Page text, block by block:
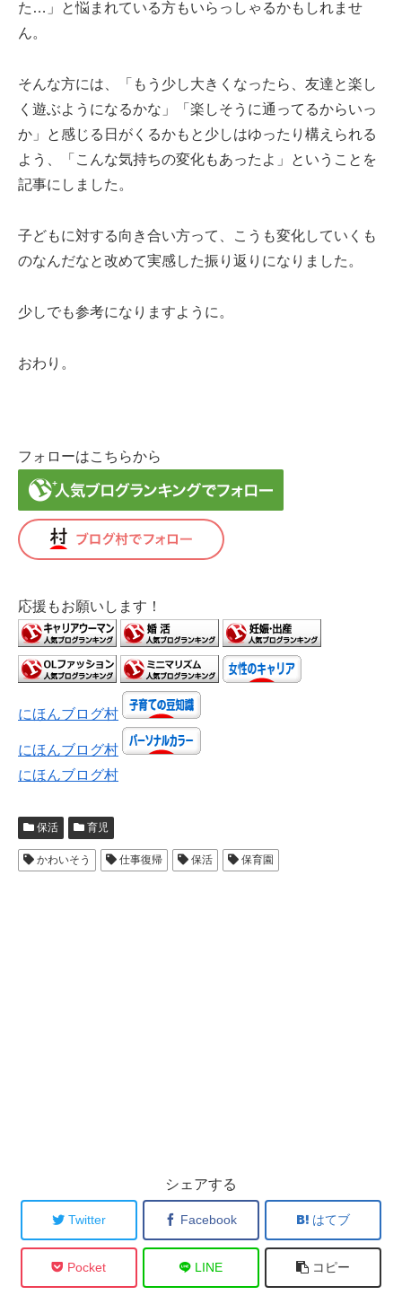
た…」と悩まれている方もいらっしゃるかもしれませ
ん。
そんな方には、「もう少し大きくなったら、友達と楽し
く遊ぶようになるかな」「楽しそうに通ってるからいっ
か」と感じる日がくるかもと少しはゆったり構えられる
よう、「こんな気持ちの変化もあったよ」ということを
記事にしました。
子どもに対する向き合い方って、こうも変化していくも
のなんだなと改めて実感した振り返りになりました。
少しでも参考になりますように。
おわり。
フォローはこちらから
応援もお願いします！
にほんブログ村
にほんブログ村
にほんブログ村
保活 育児
かわいそう 仕事復帰 保活 保育園
シェアする
Twitter Facebook はてブ
Pocket LINE コピー